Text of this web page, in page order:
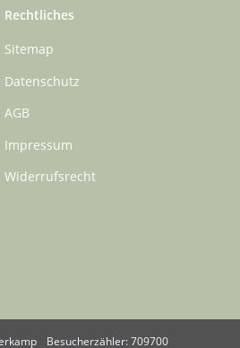
Rechtliches
Sitemap
Datenschutz
AGB
Impressum
Widerrufsrecht
Besucherzähler: 709700